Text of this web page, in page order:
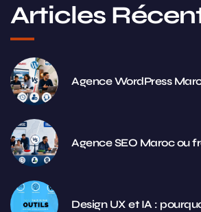
Articles
Agence WordPress
Agence SEO Maroc ou
Design UX et IA :